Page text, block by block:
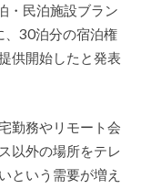
・民泊施設ブラン
、30泊分の宿泊権
供開始したと発表
勤務やリモート会
以外の場所をテレ
という需要が増え